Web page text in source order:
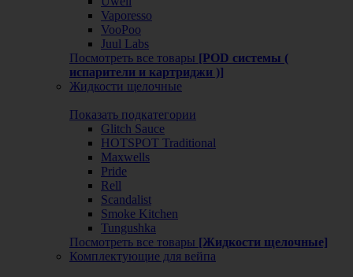
Vaporesso
VooPoo
Juul Labs
Посмотреть все товары [POD системы (
испарители и картриджи )]
Жидкости щелочные
Показать подкатегории
Glitch Sauce
HOTSPOT Traditional
Maxwells
Pride
Rell
Scandalist
Smoke Kitchen
Tungushka
Посмотреть все товары [Жидкости щелочные]
Комплектующие для вейпа